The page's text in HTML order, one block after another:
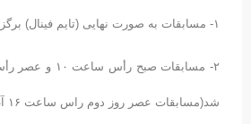
عصر روز دوم راس ساعت ۱۶ آغاز خواهد شد.)